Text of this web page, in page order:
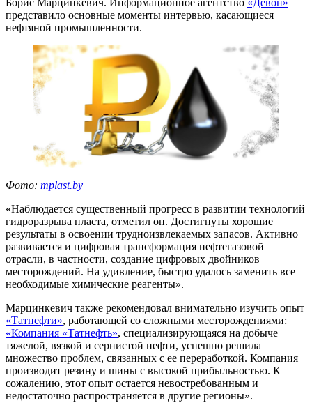
представило основные моменты интервью, касающиеся
нефтяной промышленности.
Фото: mplast.by
«Наблюдается существенный прогресс в развитии технологий
гидроразрыва пласта, отметил он. Достигнуты хорошие
результаты в освоении трудноизвлекаемых запасов. Активно
развивается и цифровая трансформация нефтегазовой
отрасли, в частности, создание цифровых двойников
месторождений. На удивление, быстро удалось заменить все
необходимые химические реагенты».
Марцинкевич также рекомендовал внимательно изучить опыт
«Татнефти», работающей со сложными месторождениями:
«Компания «Татнефть», специализирующаяся на добыче
тяжелой, вязкой и сернистой нефти, успешно решила
множество проблем, связанных с ее переработкой. Компания
производит резину и шины с высокой прибыльностью. К
сожалению, этот опыт остается невостребованным и
недостаточно распространяется в другие регионы».